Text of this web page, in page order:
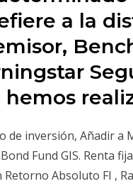
a la
de inversión, Añadir a
Fund GIS. Renta
Retorno Absoluto FI ,